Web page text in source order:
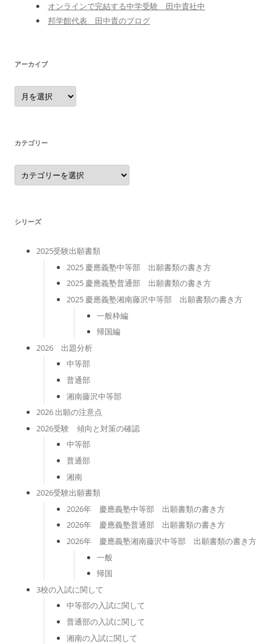
オンラインで完結する中学受験 田中貴社中
邦学館代表 田中貴のブログ
アーカイブ
ア
ー
カ
カテゴリー
カ
テ
ゴ
シリーズ
2025受験出願書類
2025 慶應義塾中等部 出願書類の書き方
2025 慶應義塾普通部 出願書類の書き方
2025 慶應義塾湘南藤沢中等部 出願書類の書き方
一般枠編
帰国編
2026 出題分析
中等部
普通部
湘南藤沢中等部
2026 出願の注意点
2026受験 傾向と対策の確認
中等部
普通部
湘南
2026受験出願書類
2026年 慶應義塾中等部 出願書類の書き方
2026年 慶應義塾普通部 出願書類の書き方
2026年 慶應義塾湘南藤沢中等部 出願書類の書き方
一般
帰国
3校の入試に関して
中等部の入試に関して
普通部の入試に関して
湘南の入試に関して